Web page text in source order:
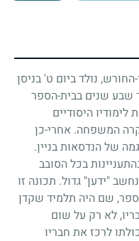
החורש, נולד ביום ט' בניסן
שבע שנים בבית-הספר
היסודיים
המשפחה. אחרי-כן
של הנדסאות בניין.
בכל הסובב
"ידען" גדול. תכונה זו
שם היה תלמיד שקדן
לא רק על שום
לרכז את חבריו